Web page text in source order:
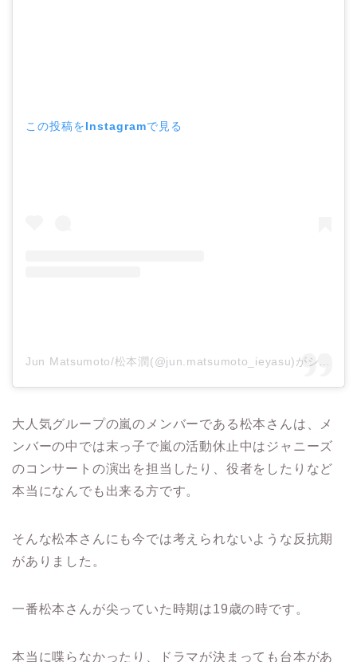
この投稿をInstagramで見る
Jun Matsumoto/松本潤(@jun.matsumoto_ieyasu)がシェアした投稿
大人気グループの嵐のメンバーである松本さんは、メ
ンバーの中では末っ子で嵐の活動休止中はジャニーズ
のコンサートの演出を担当したり、役者をしたりなど
本当になんでも出来る方です。
そんな松本さんにも今では考えられないような反抗期
がありました。
一番松本さんが尖っていた時期は19歳の時です。
本当に喋らなかったり、ドラマが決まっても台本があ